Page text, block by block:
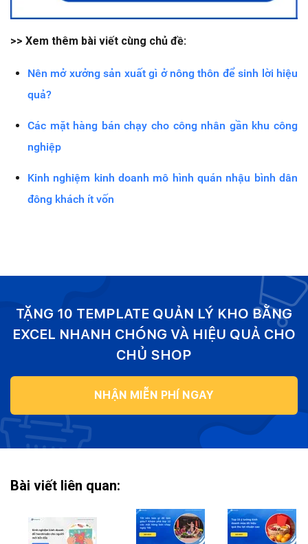
>> Xem thêm bài viết cùng chủ đề:
Nên mở xưởng sản xuất gì ở nông thôn để sinh lời hiệu
quả?
Các mặt hàng bán chạy cho công nhân gần khu công
nghiệp
Kinh nghiệm kinh doanh mô hình quán nhậu bình dân
đông khách ít vốn
TẶNG 10 TEMPLATE QUẢN LÝ KHO BẰNG
EXCEL NHANH CHÓNG VÀ HIỆU QUẢ CHO
CHỦ SHOP
NHẬN MIỄN PHÍ NGAY
Bài viết liên quan: